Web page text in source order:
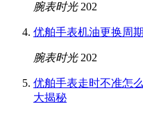
腕表时光 202
优舶手表机油更换周
腕表时光 202
优舶手表走时不准怎
大揭秘